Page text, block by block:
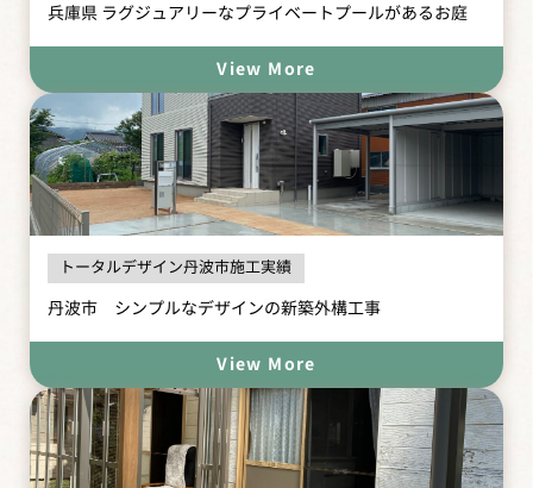
兵庫県 ラグジュアリーなプライベートプールがあるお庭
View More
トータルデザイン丹波市施工実績
丹波市 シンプルなデザインの新築外構工事
View More